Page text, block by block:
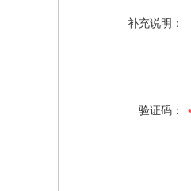
补充说明：
验证码：